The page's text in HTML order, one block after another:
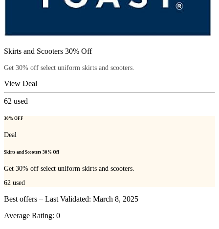
Skirts and Scooters 30% Off
Get 30% off select uniform skirts and scooters.
View Deal
62 used
30% OFF
Deal
Skirts and Scooters 30% Off
Get 30% off select uniform skirts and scooters.
62 used
Best offers – Last Validated: March 8, 2025
Average Rating: 0